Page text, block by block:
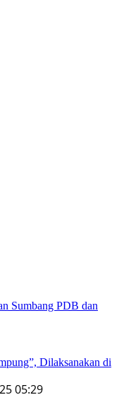
Sumbang PDB dan
Dilaksanakan di
05:29